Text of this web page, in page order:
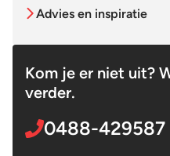
Advies en inspiratie
Kom je er niet uit?
verder.
0488-429587